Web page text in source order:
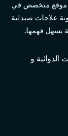
موقع متخصص في
علاجات صيدلية
يسهل فهمها.
و